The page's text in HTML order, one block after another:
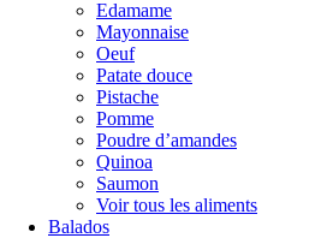
Edamame
Mayonnaise
Oeuf
Patate douce
Pistache
Pomme
Poudre d’amandes
Quinoa
Saumon
Voir tous les aliments
Balados